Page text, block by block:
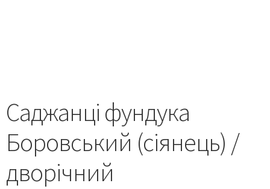
Саджанці фундука
Боровський (сіянець) /
дворічний